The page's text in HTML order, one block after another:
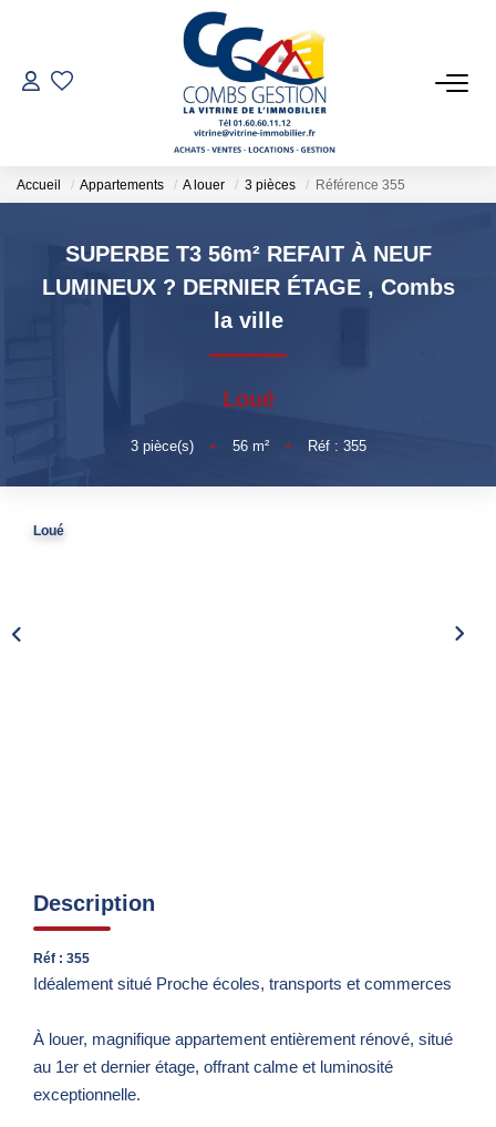
VENTES
LOCATIONS
GESTION LOCATIVE
ESTIMATION
Accueil Appartements A louer 3 pièces Référence 355
SUPERBE T3 56m² REFAIT À NEUF
LUMINEUX ? DERNIER ÉTAGE , Combs
la ville
Loué
3pièce(s) • 56m² • Réf : 355
Loué
Description
Réf : 355
Idéalement situé Proche écoles, transports et commerces
À louer, magnifique appartement entièrement rénové, situé
au 1er et dernier étage, offrant calme et luminosité
exceptionnelle.